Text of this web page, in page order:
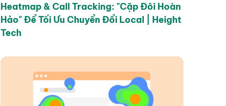
Heatmap & Call Tracking: "Cặp Đôi Hoàn
Hảo" Để Tối Ưu Chuyển Đổi Local | Height
Tech